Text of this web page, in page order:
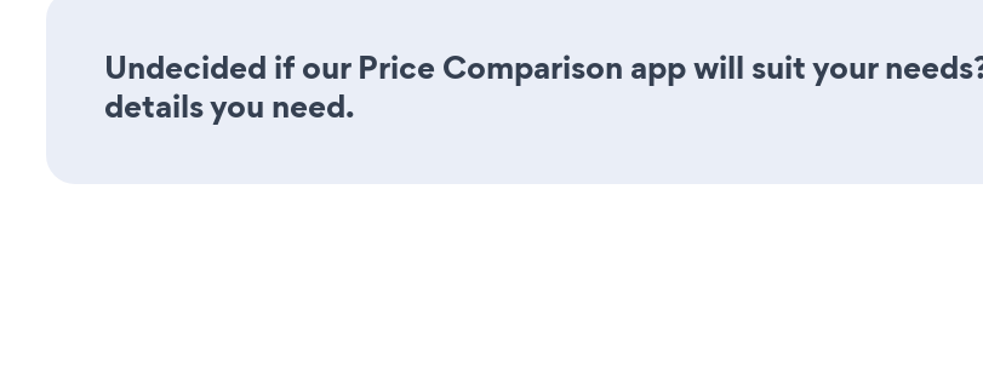
Undecided if our Price Comparison app will suit your
details you need.